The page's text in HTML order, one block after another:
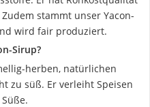
stammt unser Yacon-
wird fair produziert.
Sirup?
herben, natürlichen
zu süß. Er verleiht Speisen